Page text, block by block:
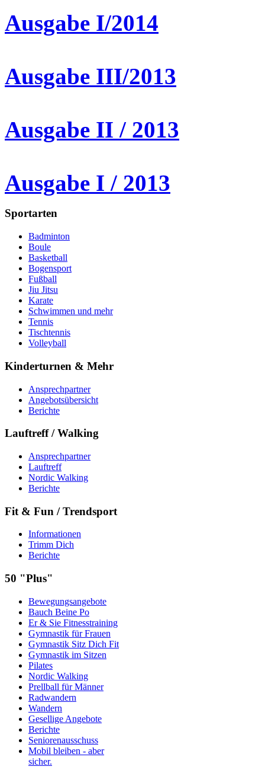
Ausgabe I/2014
Ausgabe III/2013
Ausgabe II / 2013
Ausgabe I / 2013
Sportarten
Badminton
Boule
Basketball
Bogensport
Fußball
Jiu Jitsu
Karate
Schwimmen und mehr
Tennis
Tischtennis
Volleyball
Kinderturnen & Mehr
Ansprechpartner
Angebotsübersicht
Berichte
Lauftreff / Walking
Ansprechpartner
Lauftreff
Nordic Walking
Berichte
Fit & Fun / Trendsport
Informationen
Trimm Dich
Berichte
50 "Plus"
Bewegungsangebote
Bauch Beine Po
Er & Sie Fitnesstraining
Gymnastik für Frauen
Gymnastik Sitz Dich Fit
Gymnastik im Sitzen
Pilates
Nordic Walking
Prellball für Männer
Radwandern
Wandern
Gesellige Angebote
Berichte
Seniorenausschuss
Mobil bleiben - aber
sicher.